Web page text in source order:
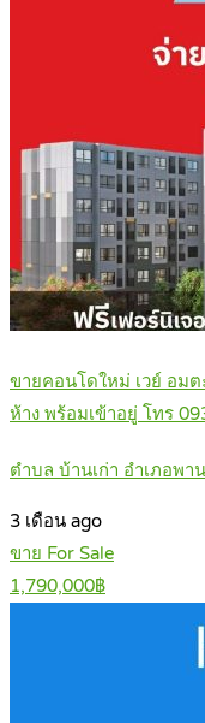
ขายคอนโดใหม่ เวย์ อม
ห้าง พร้อมเข้าอยู่ โทร
ตำบล บ้านเก่า อำเภอพ
3 เดือน ago
ขาย For Sale
1,790,000฿